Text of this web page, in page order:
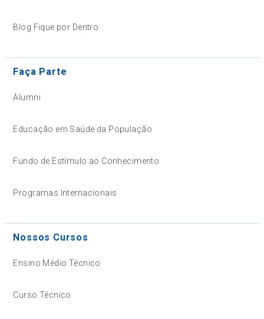
Blog Fique por Dentro
Faça Parte
Alumni
Educação em Saúde da População
Fundo de Estímulo ao Conhecimento
Programas Internacionais
Nossos Cursos
Ensino Médio Técnico
Curso Técnico